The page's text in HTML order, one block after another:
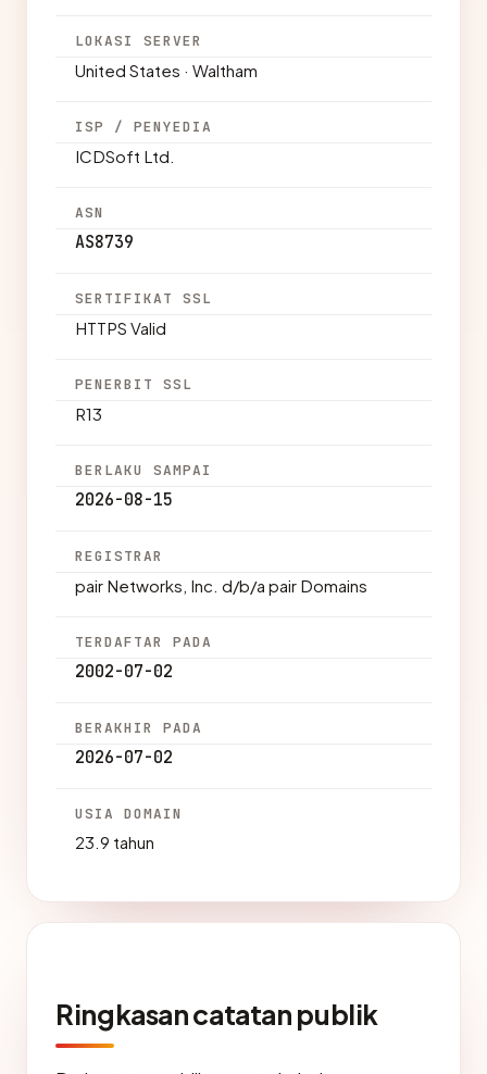
LOKASI SERVER
United States · Waltham
ISP / PENYEDIA
ICDSoft Ltd.
ASN
AS8739
SERTIFIKAT SSL
HTTPS Valid
PENERBIT SSL
R13
BERLAKU SAMPAI
2026-08-15
REGISTRAR
pair Networks, Inc. d/b/a pair Domains
TERDAFTAR PADA
2002-07-02
BERAKHIR PADA
2026-07-02
USIA DOMAIN
23.9 tahun
Ringkasan catatan publik